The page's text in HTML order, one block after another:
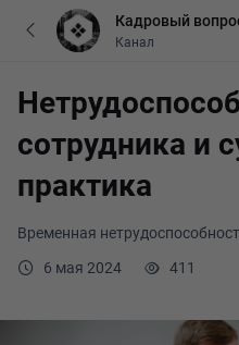
Временная
6 мая 2024
411
сотрудника и
практика
Кадровый
Канал